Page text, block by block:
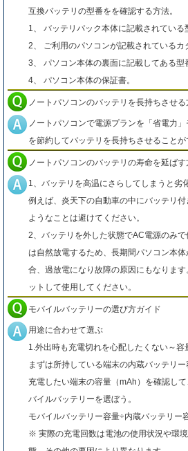
互換バッテリの型番をを確認する方法。
1、 バッテリパック本体に記載されている
2、 ご利用のパソコンが記載されているカ
3、 パソコン本体の裏面に記載してある型
4、 パソコン本体の保証書。
ノートパソコンのバッテリを長持ちさせる
ノートパソコンで電源プランを「省電力
を節約してバッテリを長持ちさせることが
ノートパソコンのバッテリの寿命を延ばす
1、バッテリを高温にさらしてしまうと劣
例えば、炎天下の自動車の中にバッテリ
ようなことは避けてください。
2、バッテリを外した状態でAC電源のみ
は自然放電するため、長期間パソコン本
合、過放電になり故障の原因にもなりま
ットして使用してください。
モバイルバッテリーの選び方ガイド
用途に合わせて選ぶ
1.外出時も充電切れを心配したくない～容
まずは所持している端末の内蔵バッテリー
充電したい端末の容量（mAh）を確認し
バイルバッテリーを選ぼう。
モバイルバッテリー容量÷内蔵バッテリー
※ 実際の充電回数は電池の使用状況や環